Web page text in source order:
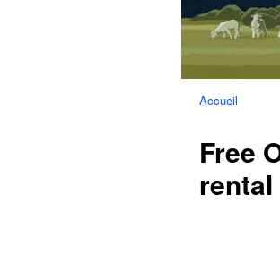
Accueil
Free